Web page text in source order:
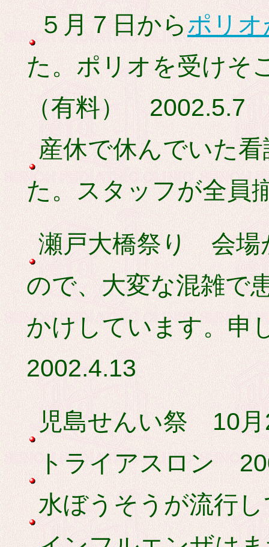
５月７日からポリ
た。ポリオを受けそ
（有料） 2002.5.7
産休で休んでいた
た。スタッフが全
瀬戸大橋祭り 会場
ので、大変な混雑で
かけしています。申
2002.4.13
児島せんい祭 10
トライアスロン
水ぼうそうが流行